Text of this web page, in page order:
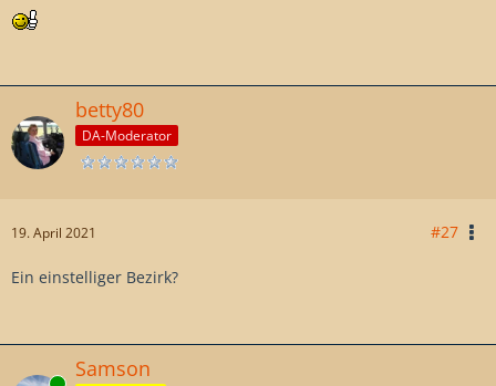
betty80
DA-Moderator
19. April 2021 #27
Ein einstelliger Bezirk?
Samson